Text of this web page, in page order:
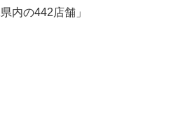
内の442店舗」